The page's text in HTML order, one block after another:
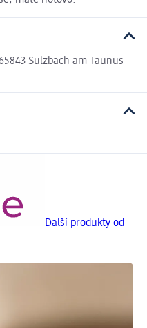
Sulzbach am Taunus
Další produkty od